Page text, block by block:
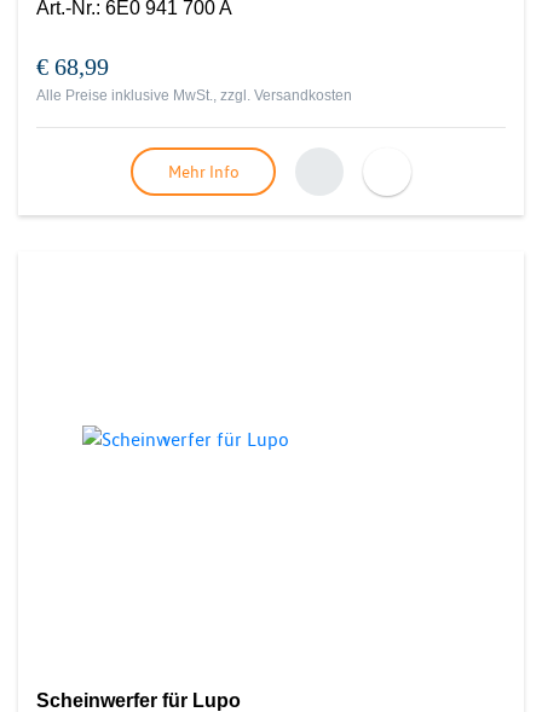
Art.-Nr.: 6E0 941 700 A
€ 68,99
Alle Preise inklusive MwSt., zzgl. Versandkosten
Mehr Info
Scheinwerfer für Lupo